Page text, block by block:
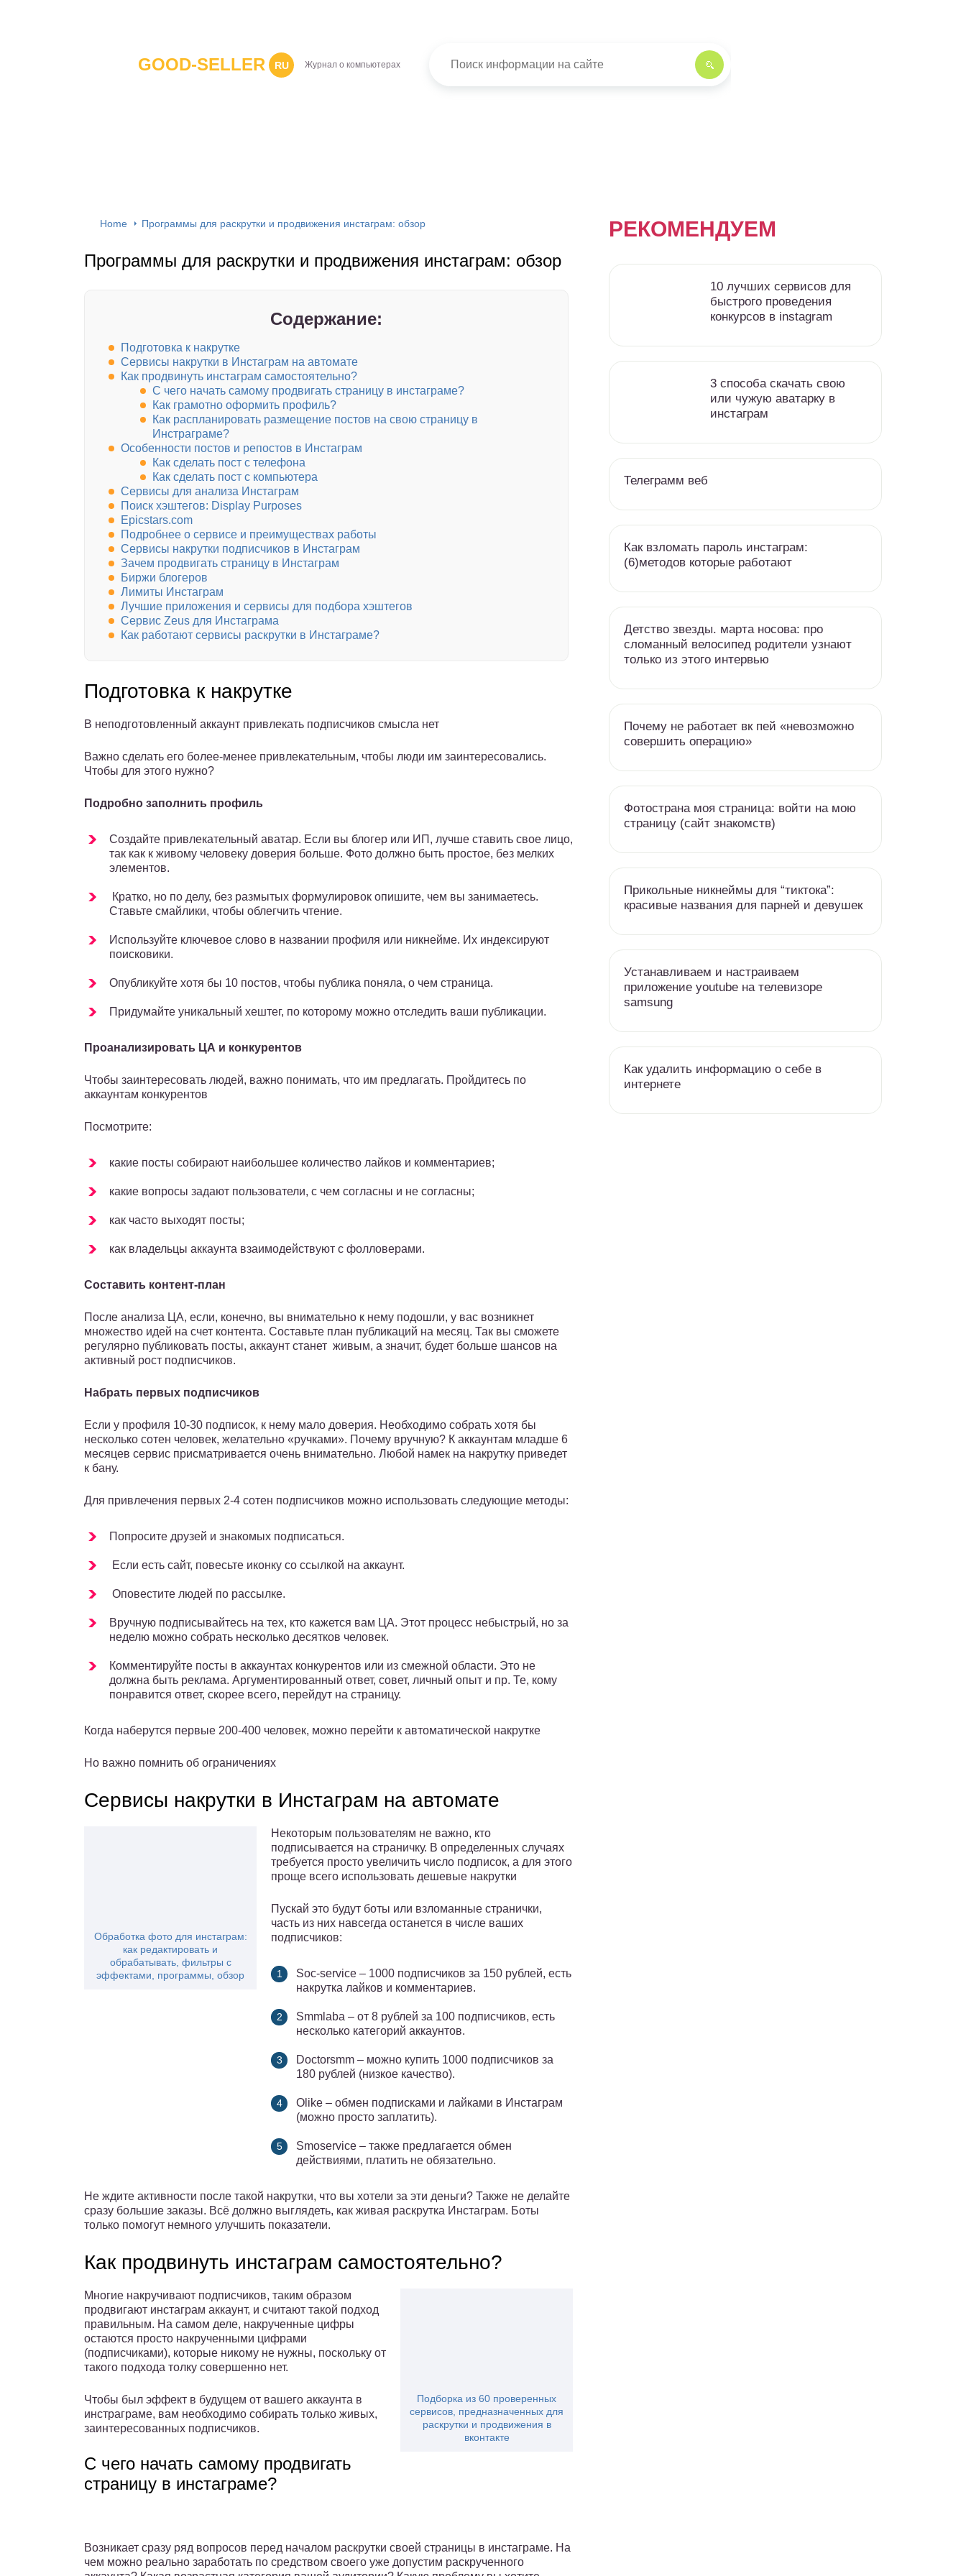
GOOD-SELLER RU Журнал о компьютерах
Home Программы для раскрутки и продвижения инстаграм: обзор
Программы для раскрутки и продвижения инстаграм: обзор
Содержание:
Подготовка к накрутке
Сервисы накрутки в Инстаграм на автомате
Как продвинуть инстаграм самостоятельно?
С чего начать самому продвигать страницу в инстаграме?
Как грамотно оформить профиль?
Как распланировать размещение постов на свою страницу в
Инстраграме?
Особенности постов и репостов в Инстаграм
Как сделать пост с телефона
Как сделать пост с компьютера
Сервисы для анализа Инстаграм
Поиск хэштегов: Display Purposes
Epicstars.com
Подробнее о сервисе и преимуществах работы
Сервисы накрутки подписчиков в Инстаграм
Зачем продвигать страницу в Инстаграм
Биржи блогеров
Лимиты Инстаграм
Лучшие приложения и сервисы для подбора хэштегов
Сервис Zeus для Инстаграма
Как работают сервисы раскрутки в Инстаграме?
Подготовка к накрутке
В неподготовленный аккаунт привлекать подписчиков смысла нет
Важно сделать его более-менее привлекательным, чтобы люди им заинтересовались.
Чтобы для этого нужно?
Подробно заполнить профиль
Создайте привлекательный аватар. Если вы блогер или ИП, лучше ставить свое лицо,
так как к живому человеку доверия больше. Фото должно быть простое, без мелких
элементов.
Кратко, но по делу, без размытых формулировок опишите, чем вы занимаетесь.
Ставьте смайлики, чтобы облегчить чтение.
Используйте ключевое слово в названии профиля или никнейме. Их индексируют
поисковики.
Опубликуйте хотя бы 10 постов, чтобы публика поняла, о чем страница.
Придумайте уникальный хештег, по которому можно отследить ваши публикации.
Проанализировать ЦА и конкурентов
Чтобы заинтересовать людей, важно понимать, что им предлагать. Пройдитесь по
аккаунтам конкурентов
Посмотрите:
какие посты собирают наибольшее количество лайков и комментариев;
какие вопросы задают пользователи, с чем согласны и не согласны;
как часто выходят посты;
как владельцы аккаунта взаимодействуют с фолловерами.
Составить контент-план
После анализа ЦА, если, конечно, вы внимательно к нему подошли, у вас возникнет
множество идей на счет контента. Составьте план публикаций на месяц. Так вы сможете
регулярно публиковать посты, аккаунт станет живым, а значит, будет больше шансов на
активный рост подписчиков.
Набрать первых подписчиков
Если у профиля 10-30 подписок, к нему мало доверия. Необходимо собрать хотя бы
несколько сотен человек, желательно «ручками». Почему вручную? К аккаунтам младше 6
месяцев сервис присматривается очень внимательно. Любой намек на накрутку приведет
к бану.
Для привлечения первых 2-4 сотен подписчиков можно использовать следующие методы:
Попросите друзей и знакомых подписаться.
Если есть сайт, повесьте иконку со ссылкой на аккаунт.
Оповестите людей по рассылке.
Вручную подписывайтесь на тех, кто кажется вам ЦА. Этот процесс небыстрый, но за
неделю можно собрать несколько десятков человек.
Комментируйте посты в аккаунтах конкурентов или из смежной области. Это не
должна быть реклама. Аргументированный ответ, совет, личный опыт и пр. Те, кому
понравится ответ, скорее всего, перейдут на страницу.
Когда наберутся первые 200-400 человек, можно перейти к автоматической накрутке
Но важно помнить об ограничениях
Сервисы накрутки в Инстаграм на автомате
Обработка фото для инстаграм:
как редактировать и
обрабатывать, фильтры с
эффектами, программы, обзор
Некоторым пользователям не важно, кто
подписывается на страничку. В определенных случаях
требуется просто увеличить число подписок, а для этого
проще всего использовать дешевые накрутки
Пускай это будут боты или взломанные странички,
часть из них навсегда останется в числе ваших
подписчиков:
Soc-service – 1000 подписчиков за 150 рублей, есть
накрутка лайков и комментариев.
Smmlaba – от 8 рублей за 100 подписчиков, есть
несколько категорий аккаунтов.
Doctorsmm – можно купить 1000 подписчиков за
180 рублей (низкое качество).
Olike – обмен подписками и лайками в Инстаграм
(можно просто заплатить).
Smoservice – также предлагается обмен
действиями, платить не обязательно.
Не ждите активности после такой накрутки, что вы хотели за эти деньги? Также не делайте
сразу большие заказы. Всё должно выглядеть, как живая раскрутка Инстаграм. Боты
только помогут немного улучшить показатели.
Как продвинуть инстаграм самостоятельно?
Подборка из 60 проверенных
сервисов, предназначенных для
раскрутки и продвижения в
вконтакте
Многие накручивают подписчиков, таким образом
продвигают инстаграм аккаунт, и считают такой подход
правильным. На самом деле, накрученные цифры
остаются просто накрученными цифрами
(подписчиками), которые никому не нужны, поскольку от
такого подхода толку совершенно нет.
Чтобы был эффект в будущем от вашего аккаунта в
инстраграме, вам необходимо собирать только живых,
заинтересованных подписчиков.
С чего начать самому продвигать
страницу в инстаграме?
Возникает сразу ряд вопросов перед началом раскрутки своей страницы в инстаграме. На
чем можно реально заработать по средством своего уже допустим раскрученного
РЕКОМЕНДУЕМ
10 лучших сервисов для
быстрого проведения
конкурсов в instagram
3 способа скачать свою
или чужую аватарку в
инстаграм
Телеграмм веб
Как взломать пароль инстаграм:
(6)методов которые работают
Детство звезды. марта носова: про
сломанный велосипед родители узнают
только из этого интервью
Почему не работает вк пей «невозможно
совершить операцию»
Фотострана моя страница: войти на мою
страницу (сайт знакомств)
Прикольные никнеймы для “тиктока”:
красивые названия для парней и девушек
Устанавливаем и настраиваем
приложение youtube на телевизоре
samsung
Как удалить информацию о себе в
интернете